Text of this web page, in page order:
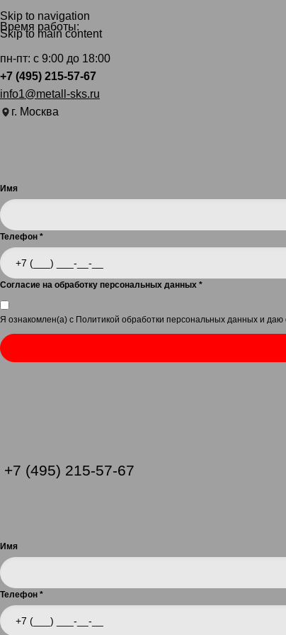
Skip to navigation
Skip to main content
Время работы:
пн-пт: с 9:00 до 18:00
+7 (495) 215-57-67
info1@metall-sks.ru
г. Москва
Имя
Телефон *
Согласие на обработку персональных данных *
Я ознакомлен(а) с Политикой обработки персональных данных и даю
+7 (495) 215-57-67
Имя
Телефон *